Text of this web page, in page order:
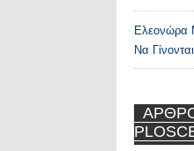
Ελεονώρα
Να